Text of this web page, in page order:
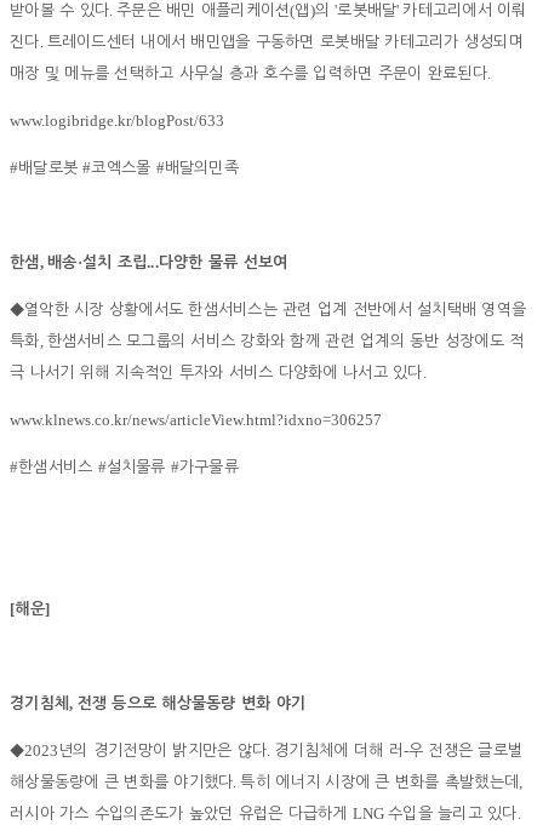
받아볼 수 있다.주문은 배민 애플리케이션(앱)의'로봇배달'카테고리에서 이뤄
진다. 트레이드센터 내에서 배민앱을 구동하면 로봇배달 카테고리가 생성되며
매장 및 메뉴를 선택하고 사무실 층과 호수를 입력하면 주문이 완료된다.
www.logibridge.kr/blogPost/633
#배달로봇#코엑스몰 #배달의민족
한샘,배송·설치 조립...다양한 물류 선보여
◆열악한 시장 상황에서도 한샘서비스는 관련 업계 전반에서 설치택배 영역을
특화, 한샘서비스 모그룹의 서비스 강화와 함께 관련 업계의 동반 성장에도 적
극 나서기 위해 지속적인 투자와 서비스 다양화에 나서고 있다.
www.klnews.co.kr/news/articleView.html?idxno=306257
#한샘서비스 #설치물류 #가구물류
[해운]
경기침체, 전쟁 등으로 해상물동량 변화 야기
◆2023 년의 경기전망이 밝지만은 않다. 경기침체에 더해 러 -우 전쟁은 글로벌
해상물동량에 큰 변화를 야기했다.특히 에너지 시장에 큰 변화를 촉발했는데 ,
러시아 가스 수입의존도가 높았던 유럽은 다급하게LNG수입을 늘리고 있다.